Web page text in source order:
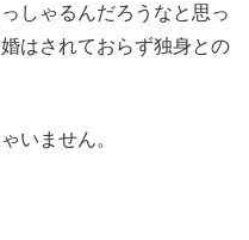
しゃるんだろうなと思っ
はされておらず独身との
いません。